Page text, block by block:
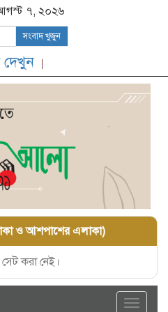
৭, ২০২৬
সংবাদ খুজুন
দেখুন
ও আশপাশের এলাকা)
করা নেই।
Toggle